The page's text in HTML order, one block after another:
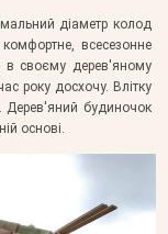
діаметр колод
всесезонне
в своєму дерев'яному
року досхочу. Влітку
Дерев'яний будиночок
основі.